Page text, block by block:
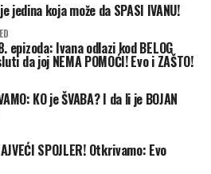
jedina koja može da SPASI IVANU!
epizoda: Ivana odlazi kod BELOG
da joj NEMA POMOĆI! Evo i ZAŠTO!
KO je ŠVABA? I da li je BOJAN
SPOJLER! Otkrivamo: Evo